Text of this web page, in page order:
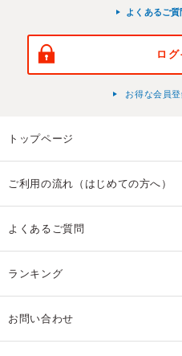
よくあるご
ログ
お得な会員
トップページ
ご利用の流れ（はじめての方へ）
よくあるご質問
ランキング
お問い合わせ